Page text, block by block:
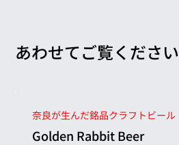
あわせてご覧ください
奈良が生んだ銘品クラフトビール
Golden Rabbit Beer